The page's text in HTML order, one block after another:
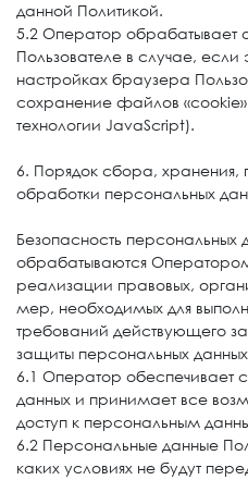
данной Политикой.
5.2 Оператор обрабатывает
Пользователе в случае,
настройках браузера
сохранение файлов
технологии JavaScript).
6. Порядок сбора, хранения,
обработки персональных
Безопасность персональных
обрабатываются
реализации правовых,
мер, необходимых для
требований действующего
защиты персональных
6.1 Оператор обеспечивает
данных и принимает все
доступ к персональным
6.2 Персональные данные
каких условиях не будут